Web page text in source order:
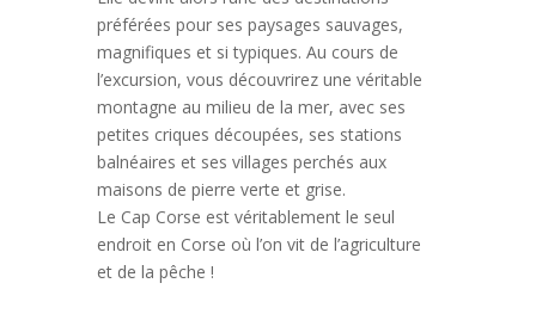
préférées pour ses paysages sauvages,
magnifiques et si typiques. Au cours de
l’excursion, vous découvrirez une véritable
montagne au milieu de la mer, avec ses
petites criques découpées, ses stations
balnéaires et ses villages perchés aux
maisons de pierre verte et grise.
Le Cap Corse est véritablement le seul
endroit en Corse où l’on vit de l’agriculture
et de la pêche !